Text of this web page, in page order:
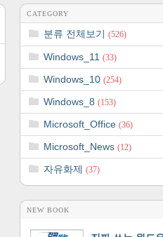
CATEGORY
분류 전체보기 (526)
Windows_11 (33)
Windows_10 (254)
Windows_8 (153)
Microsoft_Office (36)
Microsoft_News (12)
자유화제 (37)
NEW BOOK